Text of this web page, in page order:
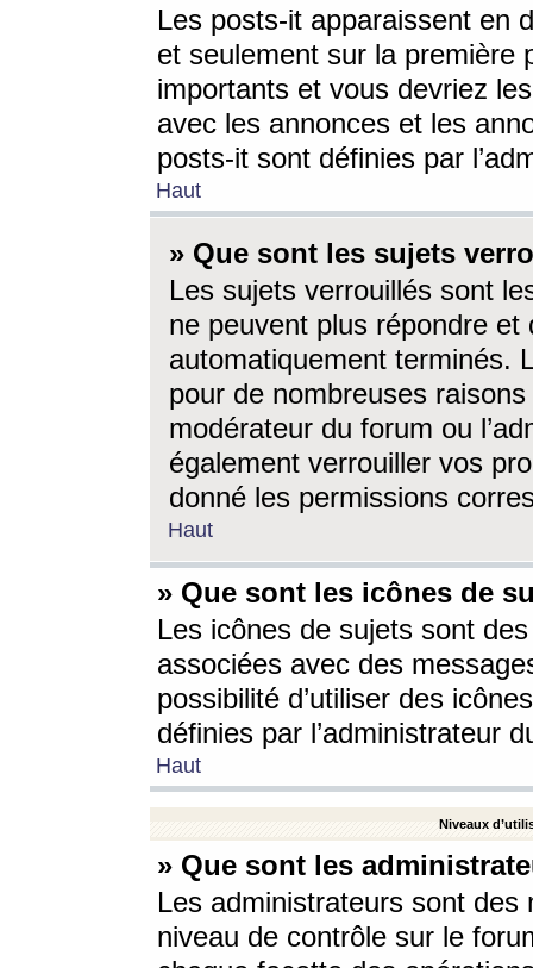
Les posts-it apparaissent en
et seulement sur la première
importants et vous devriez
avec les annonces et les
posts-it sont définies par
Haut
» Que sont les sujets
Les sujets verrouillés sont
ne peuvent plus répondre
automatiquement terminés.
pour de nombreuses
modérateur du forum ou
également verrouiller vos
donné les permissions
Haut
» Que sont les icônes de
Les icônes de sujets sont
associées avec des
possibilité d’utiliser des
définies par l’administrateur
Haut
Niveaux
» Que sont les
Les administrateurs sont
niveau de contrôle sur le